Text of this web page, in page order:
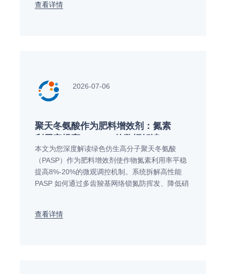
工艺应用方案。
查看详情
2026-07-06
聚天冬氨酸作为肥料增效剂：氮素
本文为您深度解读绿色仿生高分子聚天冬氨酸
（PASP）作为肥料增效剂使作物氮素利用率平稳
提高8%-20%的微观调控机制。系统拆解高性能
PASP 如何通过多齿羧基网络锁氮防挥发、降低硝
工艺选型应用方案。
查看详情